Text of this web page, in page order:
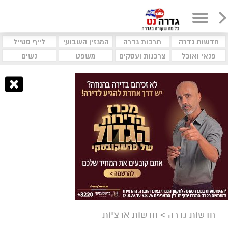
חדשות גדרה תרבות גדרה המגזין השבועי
לייף סטייל
פנאי ואוכל
צרכנות ועסקים משפט נשים
חדשות גדרה > חדשות ארציות